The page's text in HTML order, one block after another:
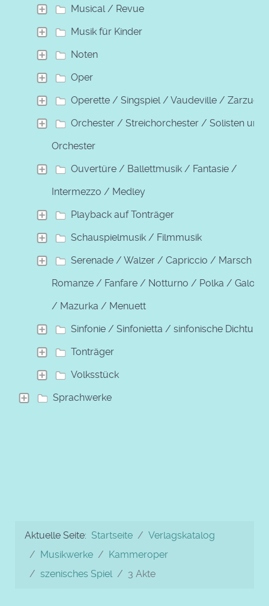
Musical / Revue
Musik für Kinder
Noten
Oper
Operette / Singspiel / Vaudeville / Zarzuela
Orchester / Streichorchester / Solisten und
Orchester
Ouvertüre / Ballettmusik / Fantasie /
Intermezzo / Medley
Playback auf Tonträger
Schauspielmusik / Filmmusik
Serenade / Walzer / Capriccio / Marsch /
Romanze / Fanfare / Notturno / Polka / Galopp
/ Mazurka / Menuett
Sinfonie / Sinfonietta / sinfonische Dichtung
Tonträger
Volksstück
Sprachwerke
Aktuelle Seite: Startseite
Verlagskatalog
Musikwerke
Kammeroper
szenisches Spiel
3 Akte